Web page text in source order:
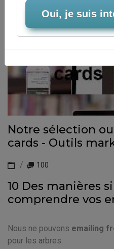
Notre sélection
cards - Outils
100
10 Des manières
comprendre vos
Nous ne pouvons emailing
pour les arbres.
Oui, je suis